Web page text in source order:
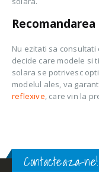
Nu ezitati sa
decide care modele si
solara se potrivesc
modelul ales, va
reflexive, care vin la
Contacteaza-ne!